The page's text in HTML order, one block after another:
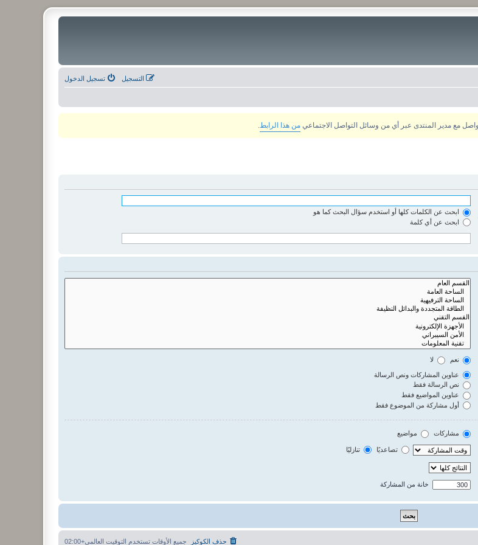
تسجيل الدخول التسجيل
من هذا الرابط
ابحث عن الكلمات كلها أو استخدم سؤال البحث كما هو
ابحث عن أي كلمة
نعم لا
عناوين المشاركات ونص الرسالة
نص الرسالة فقط
عناوين المواضيع فقط
أول مشاركة من الموضوع فقط
مشاركات مواضيع
تصاعديًا تنازليًا
خانة من المشاركة
جميع الأوقات تستخدم التوقيت العالمي+02:00 حذف الكوكيز